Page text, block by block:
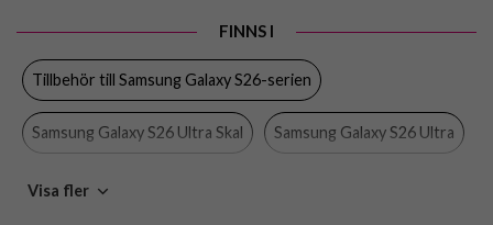
Slimmad, Trådlös laddning-kompatibel
Färg
Material Hårdplast (PC), Återvunnen plast
Varumärke CARE by PanzerGlass
FINNS I
Tillbehör till Samsung Galaxy S26-serien
Samsung Galaxy S26 Ultra Skal Samsung Galaxy S26 Ultra
CARE by PanzerGlass
Visa fler